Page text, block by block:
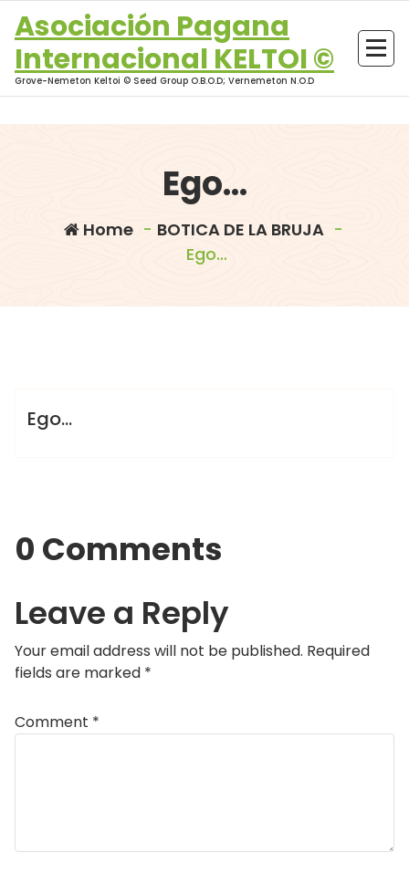
content
Asociación Pagana
Internacional KELTOI ©
Grove-Nemeton Keltoi © Seed Group O.B.O.D; Vernemeton N.O.D
Ego…
Home- BOTICA DE LA BRUJA-
Ego…
BOTICA DE LA BRUJA
Ego…
0 Comments
Leave a Reply
Your email address will not be published. Required
fields are marked *
Comment *